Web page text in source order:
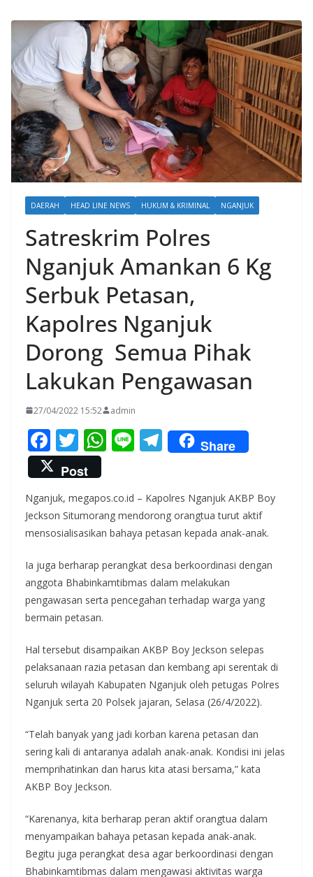
DAERAH HEAD LINE NEWS HUKUM & KRIMINAL NGANJUK
Satreskrim Polres
Nganjuk Amankan 6 Kg
Serbuk Petasan,
Kapolres Nganjuk
Dorong Semua Pihak
Lakukan Pengawasan
27/04/2022 15:52 admin
F
ac
e
b
o
k
T
w
itt
er
W
s
A
p
Li T
el
gr
a
Share
Post
Nganjuk, megapos.co.id – Kapolres Nganjuk AKBP Boy
Jeckson Situmorang mendorong orangtua turut aktif
mensosialisasikan bahaya petasan kepada anak-anak.
Ia juga berharap perangkat desa berkoordinasi dengan
anggota Bhabinkamtibmas dalam melakukan
pengawasan serta pencegahan terhadap warga yang
bermain petasan.
Hal tersebut disampaikan AKBP Boy Jeckson selepas
pelaksanaan razia petasan dan kembang api serentak di
seluruh wilayah Kabupaten Nganjuk oleh petugas Polres
Nganjuk serta 20 Polsek jajaran, Selasa (26/4/2022).
“Telah banyak yang jadi korban karena petasan dan
sering kali di antaranya adalah anak-anak. Kondisi ini jelas
memprihatinkan dan harus kita atasi bersama,” kata
AKBP Boy Jeckson.
“Karenanya, kita berharap peran aktif orangtua dalam
menyampaikan bahaya petasan kepada anak-anak.
Begitu juga perangkat desa agar berkoordinasi dengan
Bhabinkamtibmas dalam mengawasi aktivitas warga